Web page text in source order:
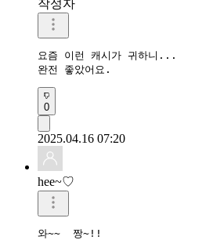
작성자
요즘 이런 캐시가 귀하니...
완전 좋았어요.
0
2025.04.16 07:20
hee~♡
와~~  짱~!!